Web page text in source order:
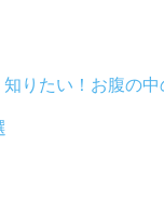
りたい！お腹の